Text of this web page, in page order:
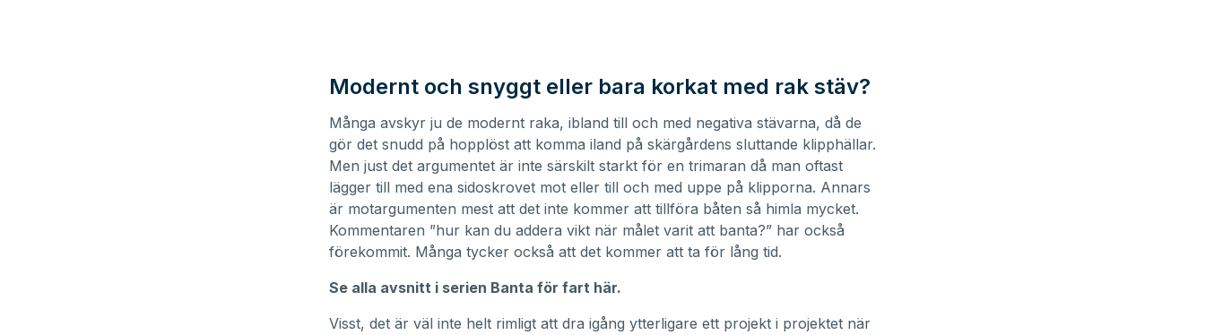
Modernt och snyggt eller bara korkat med rak stäv?
Många avskyr ju de modernt raka, ibland till och med negativa stävarna, då de
gör det snudd på hopplöst att komma iland på skärgårdens sluttande klipphällar.
Men just det argumentet är inte särskilt starkt för en trimaran då man oftast
lägger till med ena sidoskrovet mot eller till och med uppe på klipporna. Annars
är motargumenten mest att det inte kommer att tillföra båten så himla mycket.
Kommentaren ”hur kan du addera vikt när målet varit att banta?” har också
förekommit. Många tycker också att det kommer att ta för lång tid.
Se alla avsnitt i serien Banta för fart här.
Visst, det är väl inte helt rimligt att dra igång ytterligare ett projekt i projektet när